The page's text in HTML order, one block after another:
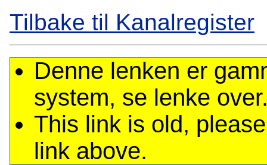
Tilbake til Kanalregister
Denne lenken er
system, se lenke
This link is old,
link above.